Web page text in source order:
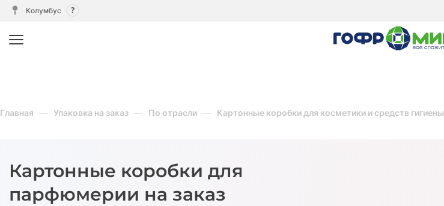
Колумбус
Главная Упаковка на заказ По отрасли Картонные коробки для косметики и средств гигиены
Картонные коробки для
парфюмерии на заказ